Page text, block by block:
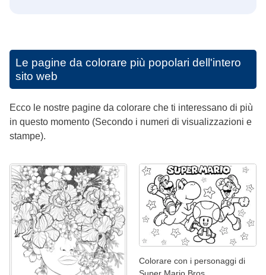
Le pagine da colorare più popolari dell'intero
sito web
Ecco le nostre pagine da colorare che ti interessano di più
in questo momento (Secondo i numeri di visualizzazioni e
stampe).
Colorare con i personaggi di